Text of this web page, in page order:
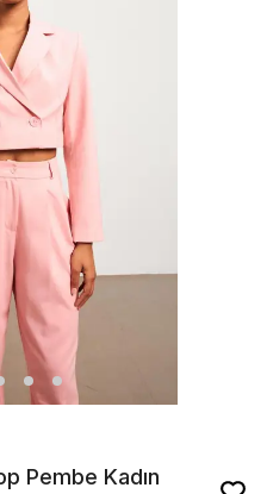
Pembe Kadın